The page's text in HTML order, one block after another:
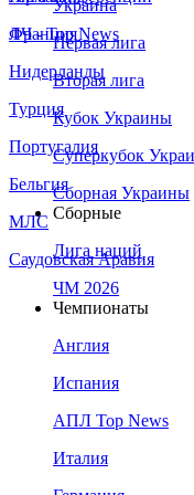
Франция
Нидерланды
Турция
Португалия
Бельгия
МЛС
Саудовская Аравия
ЛЧ - Top News
Украина
Первая лига
Вторая лига
Кубок Украины
Суперкубок
Сборная Украины
Сборные
Лига наций
ЧМ 2026
Чемпионаты
Англия
Испания
АПЛ Top News
Италия